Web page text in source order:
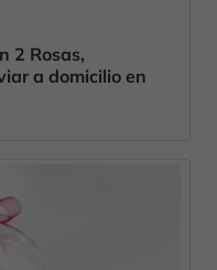
2 Rosas,
a domicilio en